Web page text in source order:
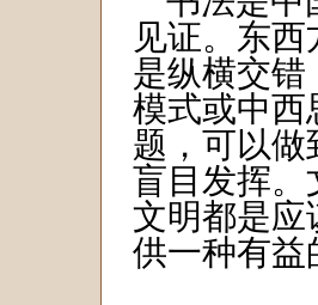
见证。东
是纵横交错
模式或中西
题，可以做
盲目发挥。
文明都是应
供一种有益